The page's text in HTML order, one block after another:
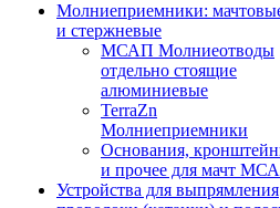
Молниеприемники:
и стержневые
МСАП Молниеотводы
отдельно стоящие
алюминиевые
TerraZn
Молниеприемники
Основания,
и прочее для мачт
Устройства для выпрямления